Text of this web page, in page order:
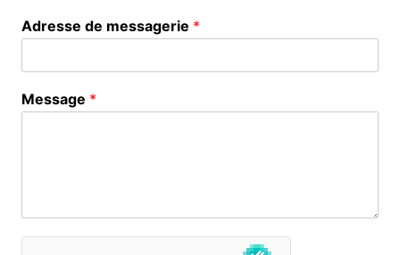
Adresse de messagerie *
Message *